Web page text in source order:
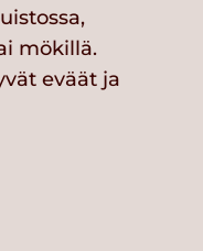
mökillä.
eväät ja